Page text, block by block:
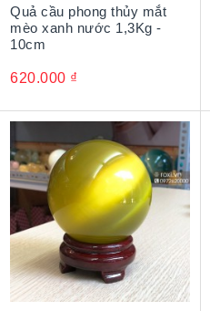
Quả cầu phong thủy mắt
mèo xanh nước 1,3Kg -
10cm
620.000 ₫